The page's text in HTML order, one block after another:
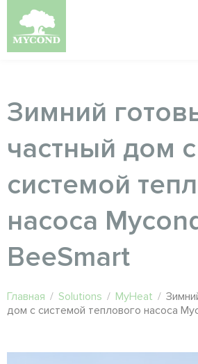
Зимний
частный дом с
системой
насоса
BeeSmart
Главная / Solutions / MyHeat /
дом с системой теплового насоса